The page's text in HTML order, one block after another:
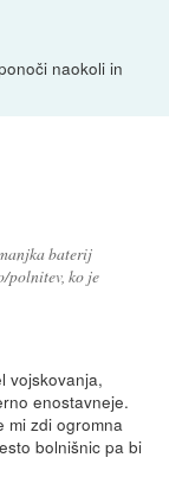
naokoli in
baterij
polnitev, ko je
vojskovanja,
enostavneje.
mi zdi ogromna
bolnišnic pa bi